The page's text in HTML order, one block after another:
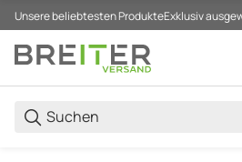
Unsere beliebtesten ProdukteExklusiv